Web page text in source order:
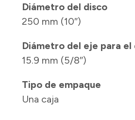
Diámetro del disco
250 mm (10″)
Diámetro del eje para el
15.9 mm (5/8″)
Tipo de empaque
Una caja